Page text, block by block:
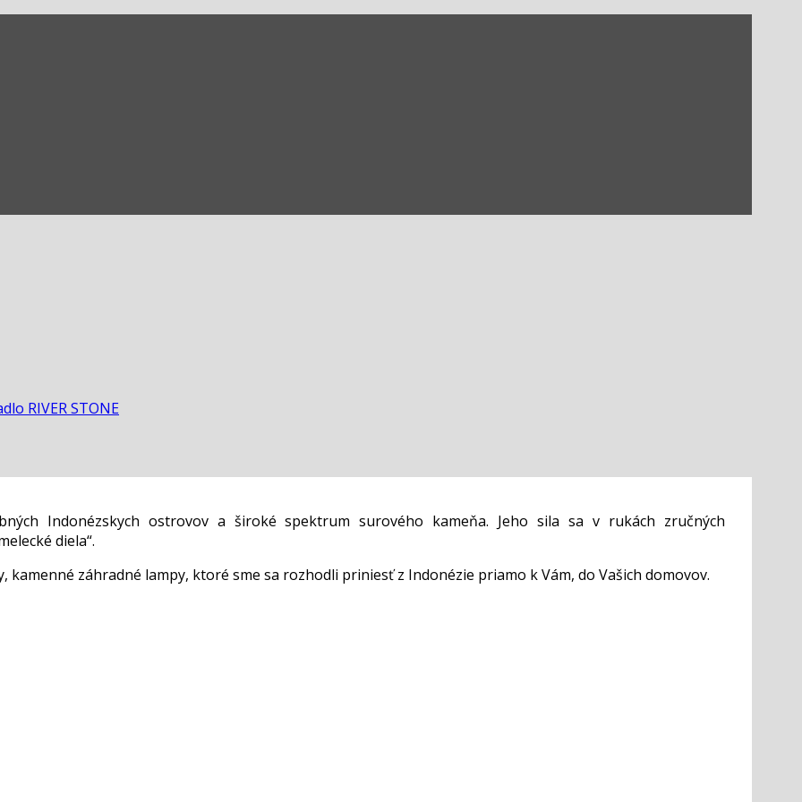
RIVER STONE
Indonézskych ostrovov a široké spektrum surového kameňa. Jeho sila sa v rukách zručných
diela“.
záhradné lampy, ktoré sme sa rozhodli priniesť z Indonézie priamo k Vám, do Vašich domovov.